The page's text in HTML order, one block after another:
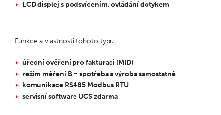
LCD displej s podsvícením, ovládání dotykem
Funkce a vlastnosti tohoto typu:
úřední ověření pro fakturaci (MID)
režim měření B = spotřeba a výroba samostatně
komunikace RS485 Modbus RTU
servisní software UCS zdarma